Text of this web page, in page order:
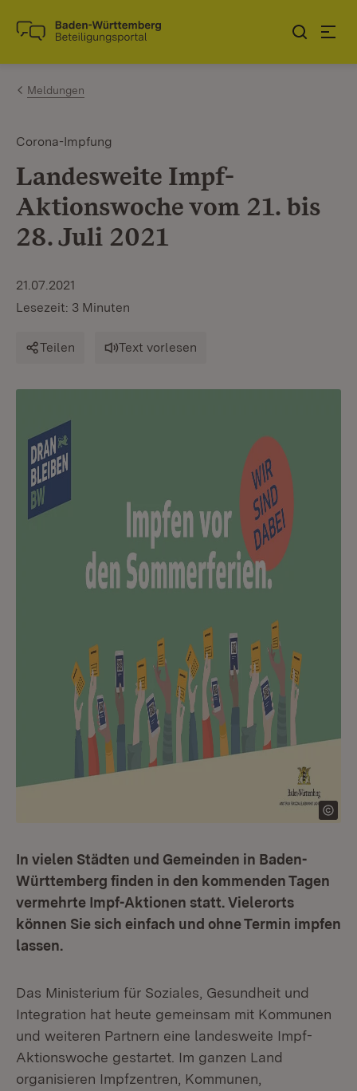
Zum Inhalt springen
Link zur Startseite
Meldungen
Corona-Impfung
Landesweite Impf-
Aktionswoche vom 21. bis
28. Juli 2021
21.07.2021
Lesezeit: 3 Minuten
Teilen Text vorlesen
In vielen Städten und Gemeinden in Baden-
Württemberg finden in den kommenden Tagen
vermehrte Impf-Aktionen statt. Vielerorts
können Sie sich einfach und ohne Termin impfen
lassen.
Das Ministerium für Soziales, Gesundheit und
Integration hat heute gemeinsam mit Kommunen
und weiteren Partnern eine landesweite Impf-
Aktionswoche gestartet. Im ganzen Land
organisieren Impfzentren, Kommunen,